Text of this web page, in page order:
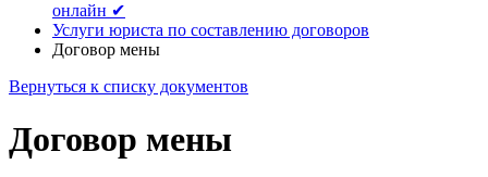
онлайн ✔
Услуги юриста по составлению договоров
Договор мены
Вернуться к списку документов
Договор мены